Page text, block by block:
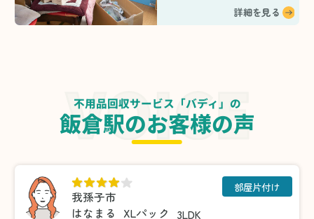
詳細を見る
不用品回収サービス「バディ」の
飯倉駅のお客様の声
我孫子市
はなまる
XLパック 3LDK
部屋片付け